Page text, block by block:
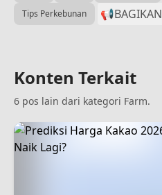
Tips Perkebunan
📢BAGIKAN
Konten Terkait
6 pos lain dari kategori Farm.